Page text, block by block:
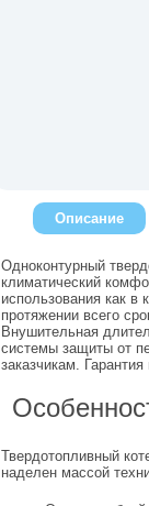
Описание
Одноконтурный
климатический
использования как в
протяжении всего
Внушительная
системы защиты от
заказчикам.
Твердотопливный
наделен массой